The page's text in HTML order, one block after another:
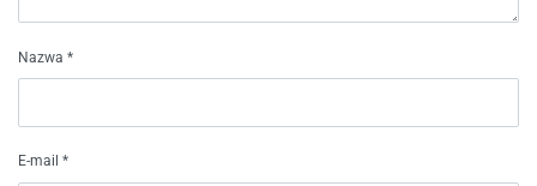
Nazwa *
E-mail *